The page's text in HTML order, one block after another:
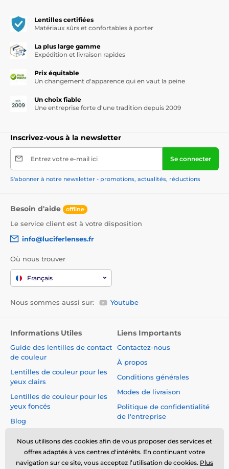
Lentilles certifiées
Matériaux sûrs et confortables à porter
La plus large gamme
Expédition et livraison rapides
Prix équitable
Un changement d'apparence qui en vaut la peine
Un choix fiable
Une entreprise forte d'une tradition depuis 2009
Inscrivez-vous à la newsletter
Entrez votre e-mail ici Se connecter
S'abonner à notre newsletter - promotions, actualités, réductions
Besoin d'aide offline
Le service client est à votre disposition
info@luciferlenses.fr
Où nous trouver
Français
Nous sommes aussi sur: Youtube
Informations Utiles
Guide des lentilles de contact
de couleur
Lentilles de couleur pour les
yeux clairs
Lentilles de couleur pour les
yeux foncés
Blog
Liens Importants
Contactez-nous
À propos
Conditions générales
Modes de livraison
Politique de confidentialité
de l'entreprise
du Contrat
Sécurité et qualité sans
compromis
Nous utilisons des cookies afin de vous proposer des services et
offres adaptés à vos centres d'intérêts. En continuant votre
navigation sur ce site, vous acceptez l’utilisation de cookies. Plus